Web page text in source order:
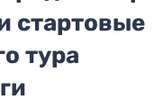
стартовые
тура